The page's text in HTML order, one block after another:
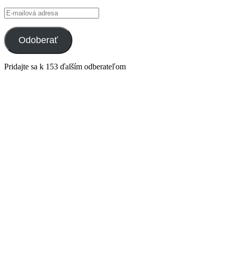
E-
mailová
adresa
Odoberať
Pridajte sa k 153 ďalším odberateľom